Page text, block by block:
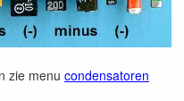
zie menu condensatoren